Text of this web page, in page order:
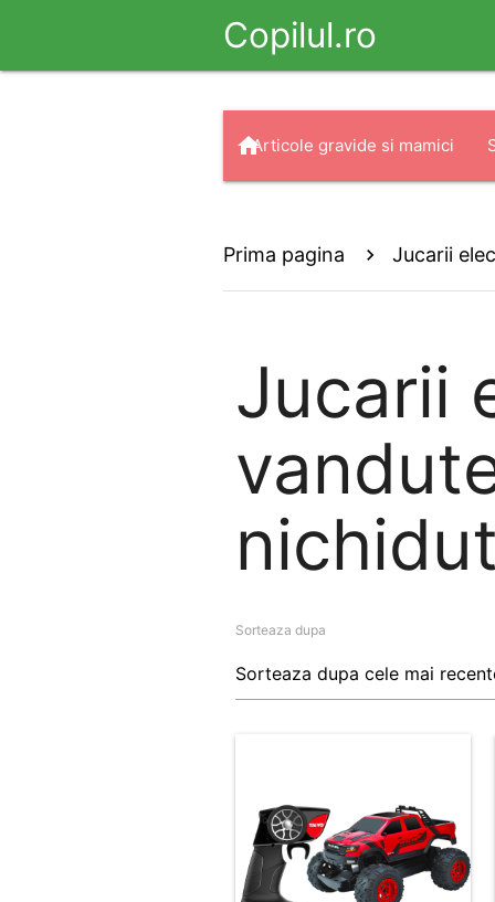
Copilul.ro
homeArticole gravide si mamici
Prima pagina Jucarii
Jucarii
Sorteaza dupa